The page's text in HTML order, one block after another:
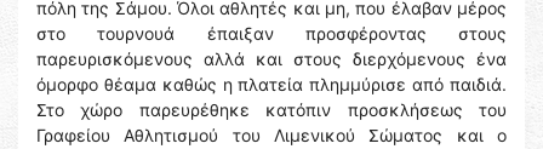
πόλη της Σάμου. Όλοι αθλητές και μη, που έλαβαν μέρος
στο τουρνουά έπαιξαν προσφέροντας στους
παρευρισκόμενους αλλά και στους διερχόμενους ένα
όμορφο θέαμα καθώς η πλατεία πλημμύρισε από παιδιά.
Στο χώρο παρευρέθηκε κατόπιν προσκλήσεως του
Γραφείου Αθλητισμού του Λιμενικού Σώματος και o